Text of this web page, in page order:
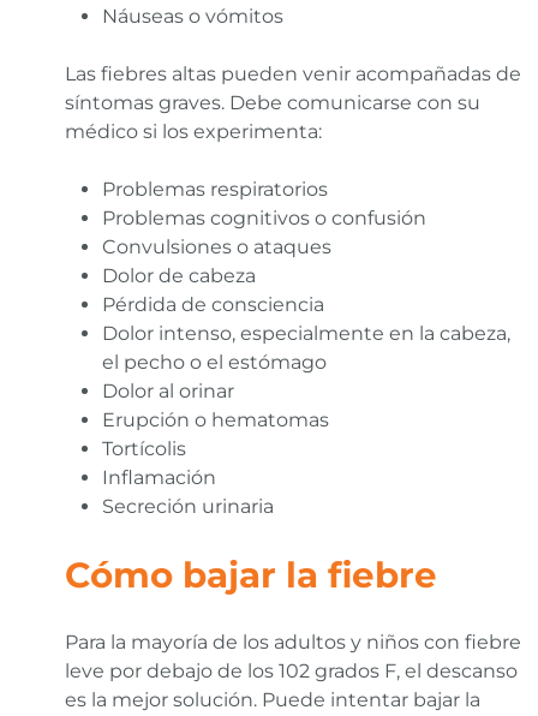
Náuseas o vómitos
Las fiebres altas pueden venir acompañadas de
síntomas graves. Debe comunicarse con su
médico si los experimenta:
Problemas respiratorios
Problemas cognitivos o confusión
Convulsiones o ataques
Dolor de cabeza
Pérdida de consciencia
Dolor intenso, especialmente en la cabeza,
el pecho o el estómago
Dolor al orinar
Erupción o hematomas
Tortícolis
Inflamación
Secreción urinaria
Cómo bajar la fiebre
Para la mayoría de los adultos y niños con fiebre
leve por debajo de los 102 grados F, el descanso
es la mejor solución. Puede intentar bajar la